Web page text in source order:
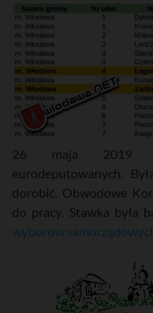
26 maja 2019
eurodeputowanych.
dorobić. Obwodowe
do pracy. Stawka była
wyborów